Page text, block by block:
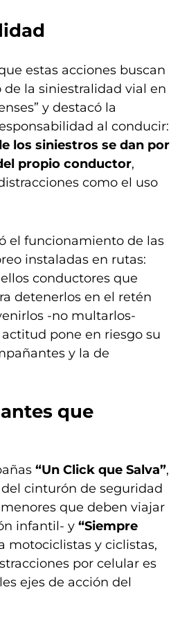
estas acciones buscan
la siniestralidad vial en
y destacó la
al conducir:
los siniestros se dan por
propio conductor,
como el uso
el funcionamiento de las
instaladas en rutas:
conductores que
detenerlos en el retén
-no multarlos-
pone en riesgo su
y la de
que
“Un Click que Salva”,
cinturón de seguridad
que deben viajar
infantil- y “Siempre
motociclistas y ciclistas,
por celular es
ejes de acción del